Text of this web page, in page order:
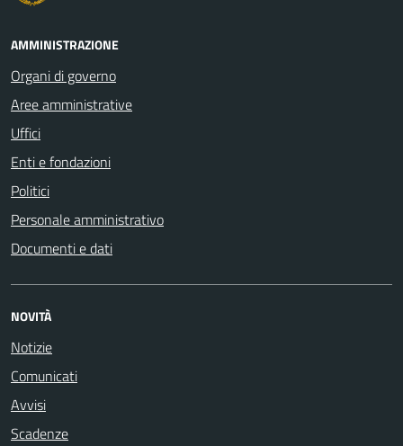
AMMINISTRAZIONE
Organi di governo
Aree amministrative
Uffici
Enti e fondazioni
Politici
Personale amministrativo
Documenti e dati
NOVITÀ
Notizie
Comunicati
Avvisi
Scadenze